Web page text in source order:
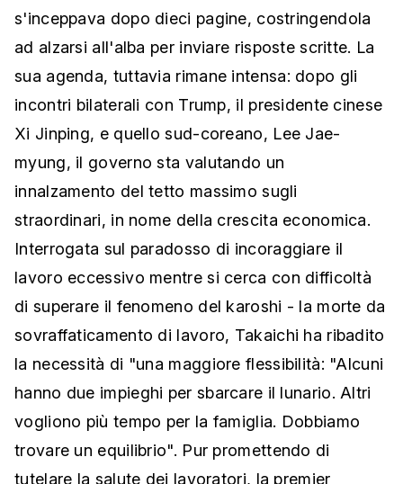
s'inceppava dopo dieci pagine, costringendola
ad alzarsi all'alba per inviare risposte scritte. La
sua agenda, tuttavia rimane intensa: dopo gli
incontri bilaterali con Trump, il presidente cinese
Xi Jinping, e quello sud-coreano, Lee Jae-
myung, il governo sta valutando un
innalzamento del tetto massimo sugli
straordinari, in nome della crescita economica.
Interrogata sul paradosso di incoraggiare il
lavoro eccessivo mentre si cerca con difficoltà
di superare il fenomeno del karoshi - la morte da
sovraffaticamento di lavoro, Takaichi ha ribadito
la necessità di "una maggiore flessibilità: "Alcuni
hanno due impieghi per sbarcare il lunario. Altri
vogliono più tempo per la famiglia. Dobbiamo
trovare un equilibrio". Pur promettendo di
tutelare la salute dei lavoratori, la premier